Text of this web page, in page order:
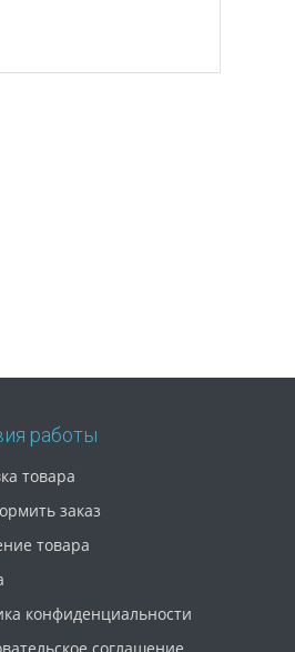
работы
товара
заказ
товара
конфиденциальности